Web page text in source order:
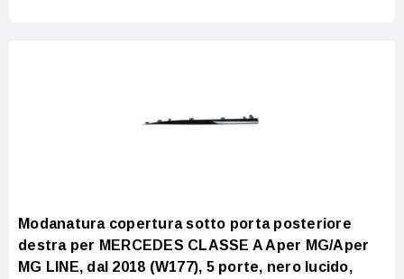
Modanatura copertura sotto porta posteriore
destra per MERCEDES CLASSE A Aper MG/Aper
MG LINE, dal 2018 (W177), 5 porte, nero lucido,